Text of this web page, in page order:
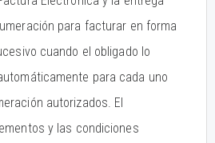
para facturar en forma
cuando el obligado lo
para cada uno
autorizados. El
y las condiciones